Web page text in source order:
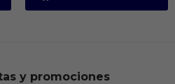
y promociones